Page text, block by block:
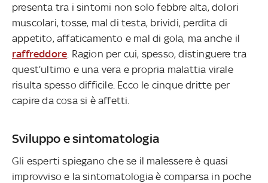
presenta tra i sintomi non solo febbre alta, dolori
muscolari, tosse, mal di testa, brividi, perdita di
appetito, affaticamento e mal di gola, ma anche il
raffreddore . Ragion per cui, spesso, distinguere tra
quest’ultimo e una vera e propria malattia virale
risulta spesso difficile. Ecco le cinque dritte per
capire da cosa si è affetti.
Sviluppo e sintomatologia
Gli esperti spiegano che se il malessere è quasi
improvviso e la sintomatologia è comparsa in poche